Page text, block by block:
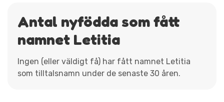
Antal nyfödda som fått
namnet Letitia
Ingen (eller väldigt få) har fått namnet Letitia
som tilltalsnamn under de senaste 30 åren.